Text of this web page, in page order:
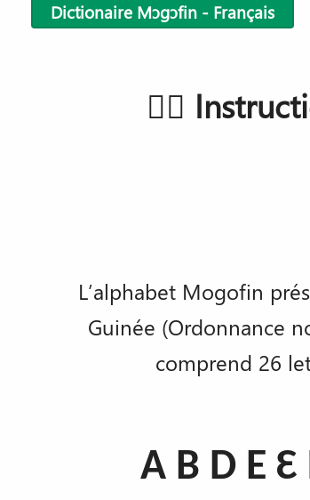
Dictionaire Mɔgɔfin - Français
👇🏿
L’alphabet Mogofin
Guinée (Ordonnance
comprend 26
A B D E